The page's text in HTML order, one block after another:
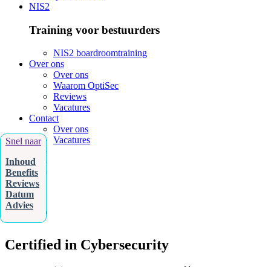
NIS2
Training voor bestuurders
NIS2 boardroomtraining
Over ons
Over ons
Waarom OptiSec
Reviews
Vacatures
Contact
Over ons
Vacatures
CC®
Certified in Cybersecurity
Snel naar
Inhoud
Benefits
Reviews
Datum
Advies